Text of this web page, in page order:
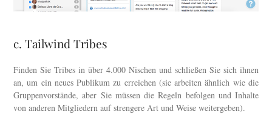
c. Tailwind Tribes
Finden Sie Tribes in über 4.000 Nischen und schließen Sie sich ihnen
an, um ein neues Publikum zu erreichen (sie arbeiten ähnlich wie die
Gruppenvorstände, aber Sie müssen die Regeln befolgen und Inhalte
von anderen Mitgliedern auf strengere Art und Weise weitergeben).